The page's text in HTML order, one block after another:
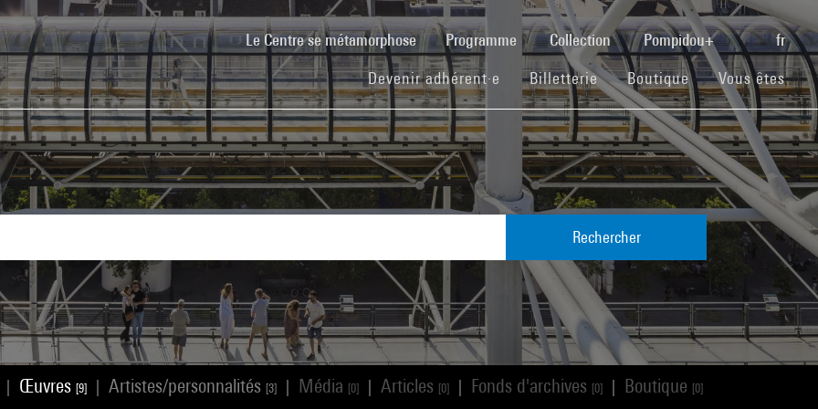
Le Centre se métamorphose(current)Programme Collection Pompidou+ fr
Devenir adhérent·e (current)
Billetterie(current)Boutique(current)Vous êtes
Rechercher
Œuvres [9] Artistes/personnalités [3] Média [0] Articles [0] Fonds d'archives [0] Boutique [0]